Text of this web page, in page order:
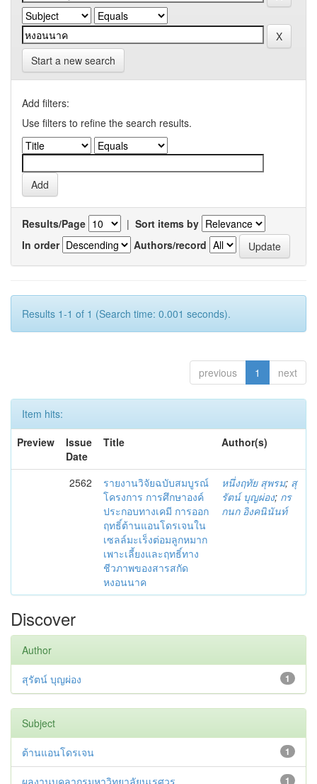
Start a new search
Add filters:
Use filters to refine the search results.
Results/Page | Sort items by
In order
Authors/record
Results 1-1 of 1 (Search time: 0.001 seconds).
previous 1 next
Item hits:
Preview
Issue
Date
Title Author(s)
2562
รายงานวิจัยฉบับสมบูรณ์
โครงการ การศึกษาองค์
ประกอบทางเคมี การออก
ฤทธิ์ต้านแอนโดรเจนใน
เซลล์มะเร็งต่อมลูกหมาก
เพาะเลี้ยงและฤทธิ์ทาง
ชีวภาพของสารสกัด
หงอนนาค
หนึ่งฤทัย สุพรม; สุ
รัตน์ บุญผ่อง; กร
กนก อิงคนินันท์
Discover
Author
1
สุรัตน์ บุญผ่อง
Subject
1
ต้านแอนโดรเจน
1
ผลงานบุคลากรมหาวิทยาลัยนเรศวร